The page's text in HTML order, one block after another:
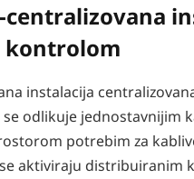
centralizovana
kontrolom
instalacija
odlikuje jednostavnijim
potrebim za
aktiviraju distribuiranim